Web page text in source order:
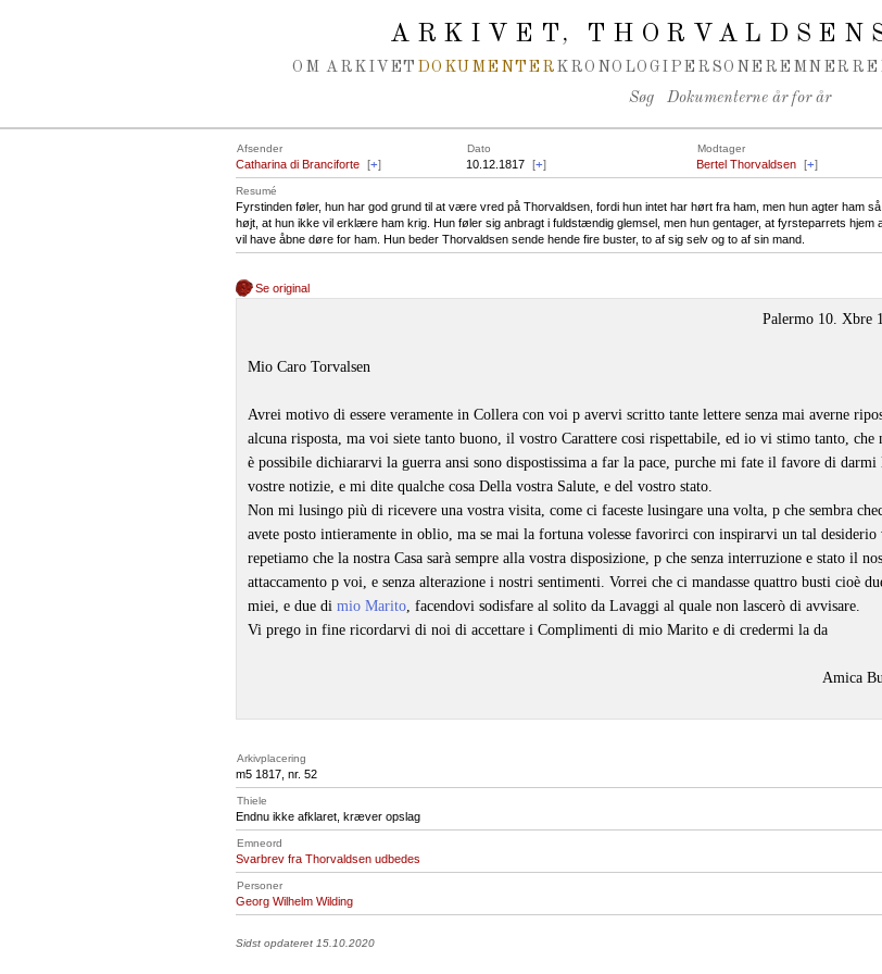
ARKIVET,
OM ARKIVET DOKUMENTER KRONOLOGI PERSONER EMNER
Søg Dokumenterne år for år
Afsender Dato Modtager
Catharina di Branciforte [+] 10.12.1817 [+] Bertel Thorvaldsen [+]
Resumé
Fyrstinden føler, hun har god grund til at være vred på Thorvaldsen, fordi hun intet har hørt fra ham, men hun agter ham så
højt, at hun ikke vil erklære ham krig. Hun føler sig anbragt i fuldstændig glemsel, men hun gentager, at fyrsteparrets hjem
vil have åbne døre for ham. Hun beder Thorvaldsen sende hende fire buster, to af sig selv og to af sin mand.
Se original
Palermo 10. Xbre
Mio Caro Torvalsen
Avrei motivo di essere veramente in Collera con voi p avervi scritto tante lettere senza mai averne
alcuna risposta, ma voi siete tanto buono, il vostro Carattere cosi rispettabile, ed io vi stimo tanto, che
è possibile dichiararvi la guerra ansi sono dispostissima a far la pace, purche mi fate il favore di darmi
vostre notizie, e mi dite qualche cosa Della vostra Salute, e del vostro stato.
Non mi lusingo più di ricevere una vostra visita, come ci faceste lusingare una volta, p che sembra
avete posto intieramente in oblio, ma se mai la fortuna volesse favorirci con inspirarvi un tal desiderio
repetiamo che la nostra Casa sarà sempre alla vostra disposizione, p che senza interruzione e stato il
attaccamento p voi, e senza alterazione i nostri sentimenti. Vorrei che ci mandasse quattro busti cioè
miei, e due di mio Marito, facendovi sodisfare al solito da Lavaggi al quale non lascerò di avvisare.
Vi prego in fine ricordarvi di noi di accettare i Complimenti di mio Marito e di credermi la da
Amica
Arkivplacering
m5 1817, nr. 52
Thiele
Endnu ikke afklaret, kræver opslag
Emneord
Svarbrev fra Thorvaldsen udbedes
Personer
Georg Wilhelm Wilding
Sidst opdateret 15.10.2020